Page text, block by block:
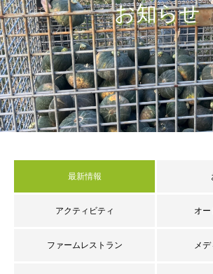
お知らせ
最新情報
アクティビティ オ
ファームレストラン メ